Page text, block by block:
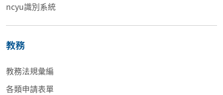
ncyu識別系統
教務
教務法規彙編
各類申請表單